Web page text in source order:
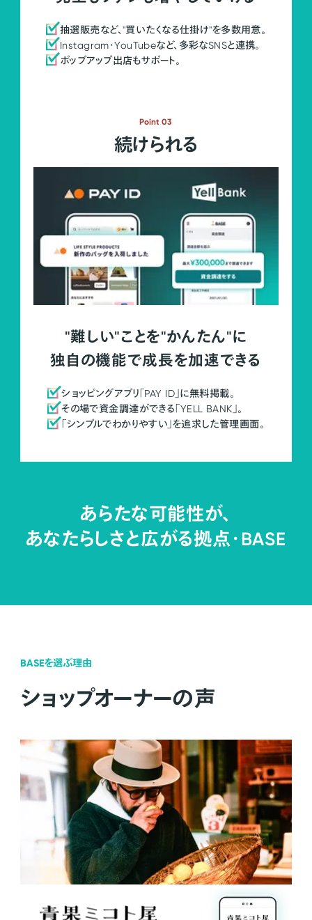
抽選販売など、"買いたくなる仕掛け"を多数用意。
Instagram・YouTubeなど、多彩なSNSと連携。
ポップアップ出店もサポート。
Point 03
続けられる
"難しい"ことを"かんたん"に
独自の機能で成長を加速できる
ショッピングアプリ「PAY ID」に無料掲載。
その場で資金調達ができる「YELL BANK」。
「シンプルでわかりやすい」を追求した管理画面。
あらたな可能性が、
あなたらしさと広がる拠点・BASE
BASEを選ぶ理由
ショップオーナーの声